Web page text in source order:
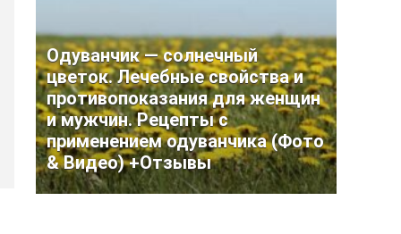
Одуванчик — солнечный
цветок. Лечебные свойства и
противопоказания для женщин
и мужчин. Рецепты с
применением одуванчика (Фото
& Видео) +Отзывы